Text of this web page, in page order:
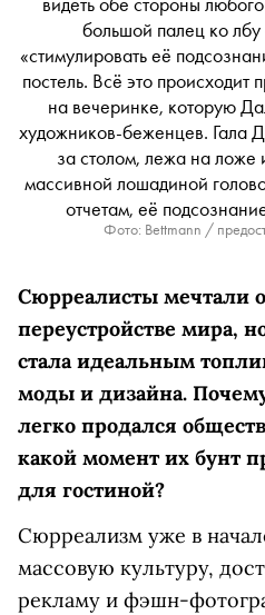
большой палец ко
«стимулировать её
постель. Всё это происходит
на вечеринке, которую
художников-беженцев. Гала
за столом, лежа на ложе
массивной лошадиной
отчетам, её
Фото: Bettmann /
Сюрреалисты мечтали
переустройстве мира,
стала идеальным
моды и дизайна.
легко продался
какой момент их бунт
для гостиной?
Сюрреализм уже в
массовую культуру,
рекламу и фэшн-